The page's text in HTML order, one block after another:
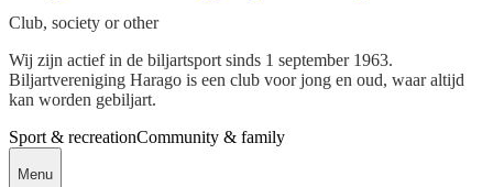
Club, society or other
Wij zijn actief in de biljartsport sinds 1 september 1963.
Biljartvereniging Harago is een club voor jong en oud, waar altijd
kan worden gebiljart.
Sport & recreationCommunity & family
Menu